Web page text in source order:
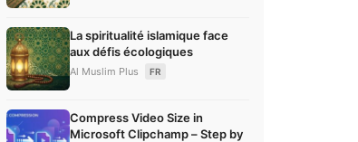
La spiritualité islamique face
aux défis écologiques
Al Muslim Plus FR
Compress Video Size in
Microsoft Clipchamp – Step by